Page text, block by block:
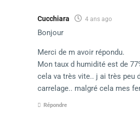
Cucchiara 4 ans ago
Bonjour
Merci de m avoir répondu.
Mon taux d humidité est de
cela va très vite.. j ai très peu
carrelage.. malgré cela mes
Répondre